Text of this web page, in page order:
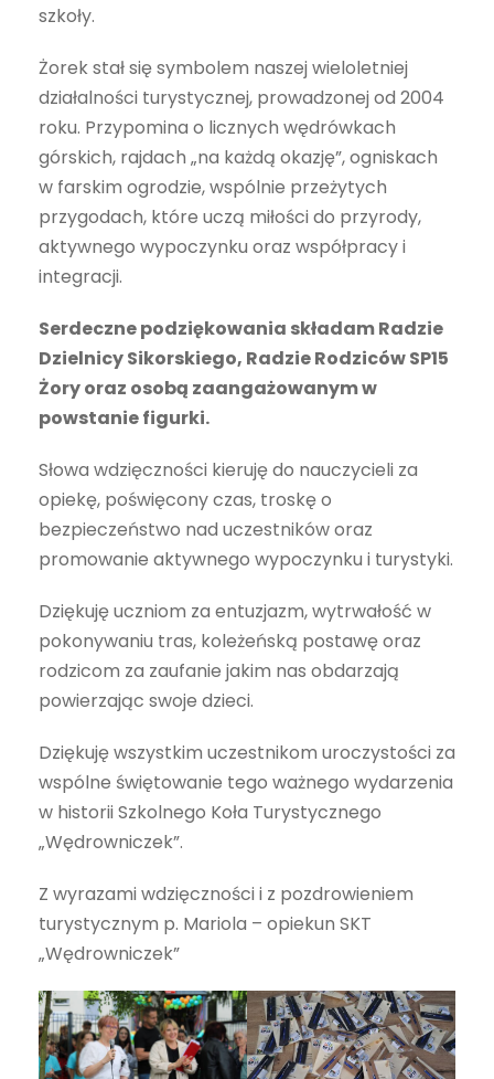
szkoły.
Żorek stał się symbolem naszej wieloletniej
działalności turystycznej, prowadzonej od 2004
roku. Przypomina o licznych wędrówkach
górskich, rajdach „na każdą okazję”, ogniskach
w farskim ogrodzie, wspólnie przeżytych
przygodach, które uczą miłości do przyrody,
aktywnego wypoczynku oraz współpracy i
integracji.
Serdeczne podziękowania składam Radzie
Dzielnicy Sikorskiego, Radzie Rodziców SP15
Żory oraz osobą zaangażowanym w
powstanie figurki.
Słowa wdzięczności kieruję do nauczycieli za
opiekę, poświęcony czas, troskę o
bezpieczeństwo nad uczestników oraz
promowanie aktywnego wypoczynku i turystyki.
Dziękuję uczniom za entuzjazm, wytrwałość w
pokonywaniu tras, koleżeńską postawę oraz
rodzicom za zaufanie jakim nas obdarzają
powierzając swoje dzieci.
Dziękuję wszystkim uczestnikom uroczystości za
wspólne świętowanie tego ważnego wydarzenia
w historii Szkolnego Koła Turystycznego
„Wędrowniczek”.
Z wyrazami wdzięczności i z pozdrowieniem
turystycznym p. Mariola – opiekun SKT
„Wędrowniczek”